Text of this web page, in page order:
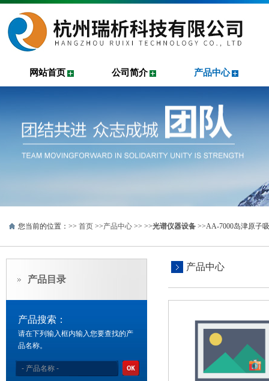
网站首页 公司简介 产品中心
您当前的位置：>> 首页 >>产品中心 >> >>光谱仪器设备 >>AA-7000岛津原子
产品目录
产品搜索：
请在下列输入框内输入您要查找的产
品名称。
产品中心